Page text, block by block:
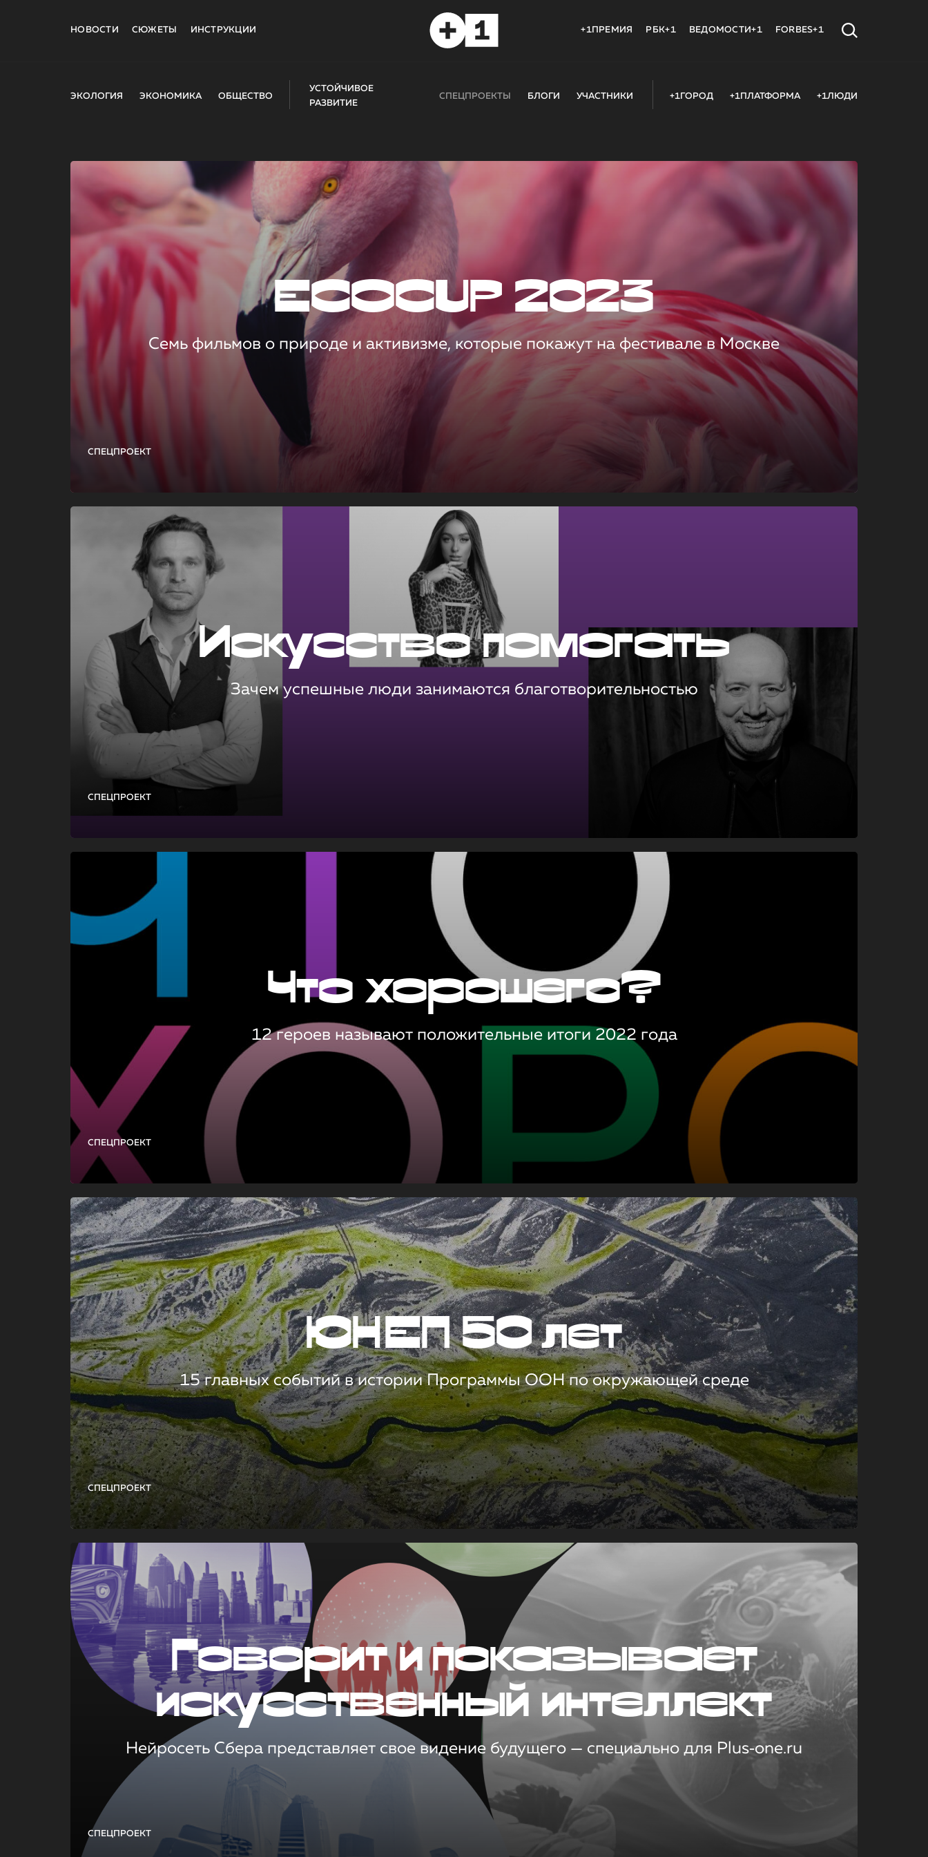
НОВОСТИ СЮЖЕТЫ ИНСТРУКЦИИ +1ПРЕМИЯ РБК+1 ВЕДОМОСТИ+1 FORBES+1
ЭКОЛОГИЯ ЭКОНОМИКА ОБЩЕСТВО
УСТОЙЧИВОЕ
РАЗВИТИЕ
СПЕЦПРОЕКТЫ БЛОГИ УЧАСТНИКИ +1ГОРОД +1ПЛАТФОРМА +1ЛЮДИ
СПЕЦПРОЕКТ
ECOCUP 2023
Семь фильмов о природе и активизме, которые покажут на фестивале в Москве
СПЕЦПРОЕКТ
Искусство помогать
Зачем успешные люди занимаются благотворительностью
СПЕЦПРОЕКТ
Что хорошего?
12 героев называют положительные итоги 2022 года
СПЕЦПРОЕКТ
ЮНЕП 50 лет
15 главных событий в истории Программы ООН по окружающей среде
СПЕЦПРОЕКТ
Говорит и показывает
искусственный интеллект
Нейросеть Сбера представляет свое видение будущего — специально для Plus‑one.ru